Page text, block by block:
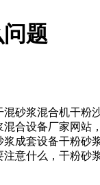
题
浆混合机干粉
合设备厂家网
成套设备干粉
意什么，干粉